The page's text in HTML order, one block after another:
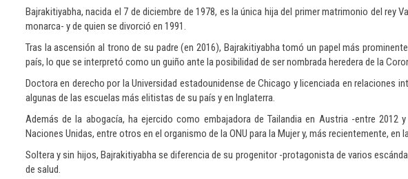
Bajrakitiyabha, nacida el 7 de diciembre de 1978, es la única hija del primer matrimonio del rey
monarca- y de quien se divorció en 1991.
Tras la ascensión al trono de su padre (en 2016), Bajrakitiyabha tomó un papel más
país, lo que se interpretó como un guiño ante la posibilidad de ser nombrada heredera de la
Doctora en derecho por la Universidad estadounidense de Chicago y licenciada en relaciones
algunas de las escuelas más elitistas de su país y en Inglaterra.
Además de la abogacía, ha ejercido como embajadora de Tailandia en Austria -entre
Naciones Unidas, entre otros en el organismo de la ONU para la Mujer y, más recientemente, en
Soltera y sin hijos, Bajrakitiyabha se diferencia de su progenitor -protagonista de varios
de salud.